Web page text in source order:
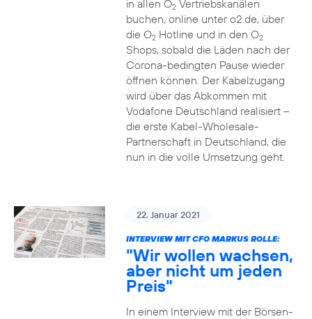
in allen O2Vertriebskanälen
buchen, online unter o2.de, über
die O2Hotline und in den O2
Shops, sobald die Läden nach der
Corona-bedingten Pause wieder
öffnen können. Der Kabelzugang
wird über das Abkommen mit
Vodafone Deutschland realisiert –
die erste Kabel-Wholesale-
Partnerschaft in Deutschland, die
nun in die volle Umsetzung geht.
22. Januar 2021
INTERVIEW MIT CFO MARKUS ROLLE:
"Wir wollen wachsen,
aber nicht um jeden
Preis"
In einem Interview mit der Börsen-